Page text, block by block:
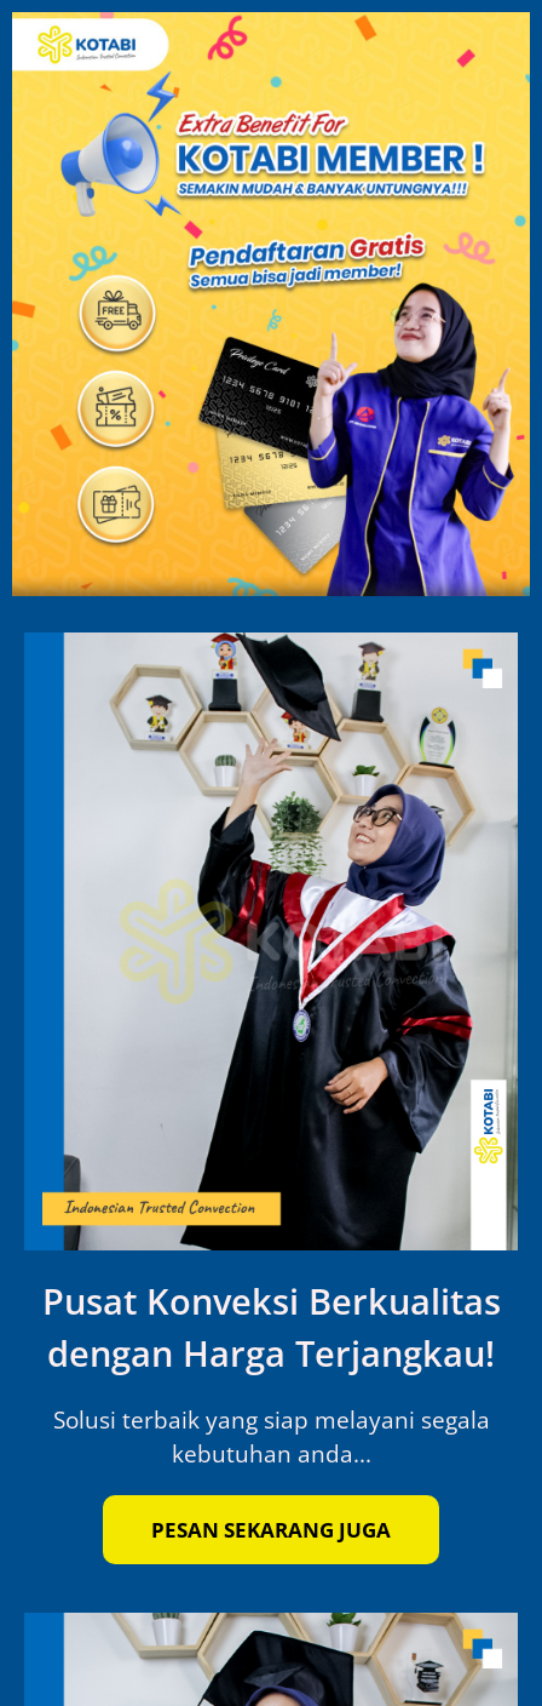
Pusat Konveksi Berkualitas
dengan Harga Terjangkau!
Solusi terbaik yang siap melayani segala
kebutuhan anda...
PESAN SEKARANG JUGA